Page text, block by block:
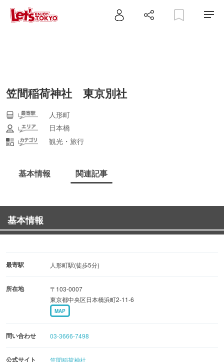
笠間稲荷神社 東京別社
人形町
日本橋
観光・旅行
基本情報 関連記事
基本情報
最寄駅 人形町駅(徒歩5分)
所在地
〒103-0007
東京都中央区日本橋浜町2-11-6
MAP
問い合わせ 03-3666-7498
公式サイト 笠間稲荷神社